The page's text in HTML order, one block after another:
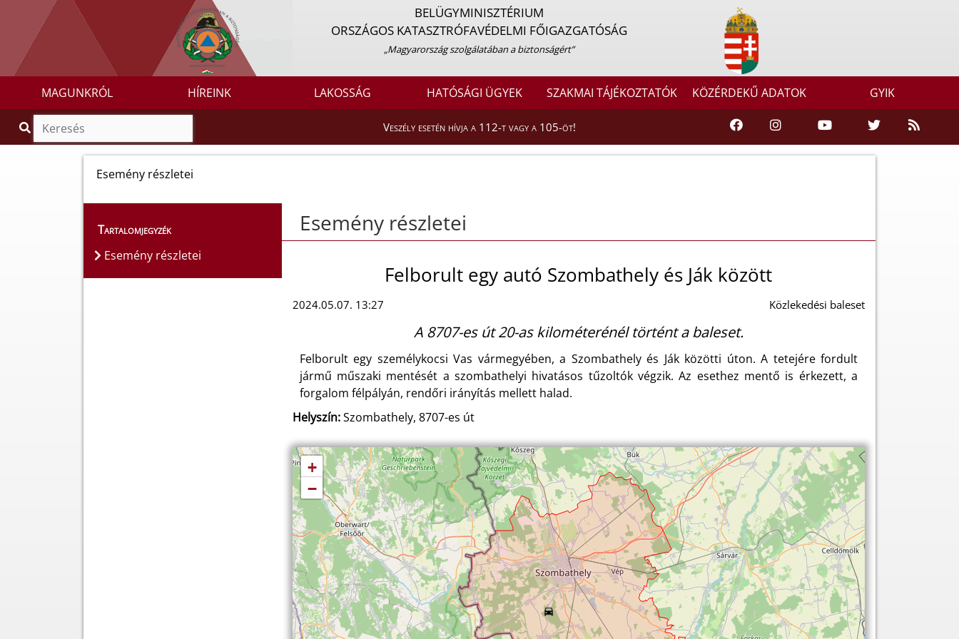
BELÜGYMINISZTÉRIUM
ORSZÁGOS KATASZTRÓFAVÉDELMI FŐIGAZGATÓSÁG
„Magyarország szolgálatában a biztonságért”
MAGUNKRÓL HÍREINK LAKOSSÁG HATÓSÁGI ÜGYEK SZAKMAI TÁJÉKOZTATÓK KÖZÉRDEKŰ ADATOK GYIK
Veszély esetén hívja a 112-t vagy a 105-öt!
Esemény részletei
Tartalomjegyzék
Esemény részletei
Esemény részletei
Felborult egy autó Szombathely és Ják között
2024.05.07. 13:27 Közlekedési baleset
A 8707-es út 20-as kilométerénél történt a baleset.
Felborult egy személykocsi Vas vármegyében, a Szombathely és Ják közötti úton. A tetejére fordult
jármű műszaki mentését a szombathelyi hivatásos tűzoltók végzik. Az esethez mentő is érkezett, a
forgalom félpályán, rendőri irányítás mellett halad.
Helyszín:Szombathely, 8707-es út
+
−